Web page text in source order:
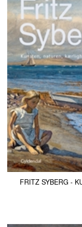
FRITZ SYBERG -